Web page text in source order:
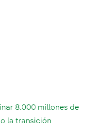
las mejores
las mejoreslas mejores
8.000 millones de
la transición